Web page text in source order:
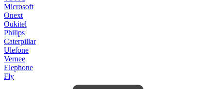
Microsoft
Onext
Oukitel
Philips
Caterpillar
Ulefone
Vernee
Elephone
Fly